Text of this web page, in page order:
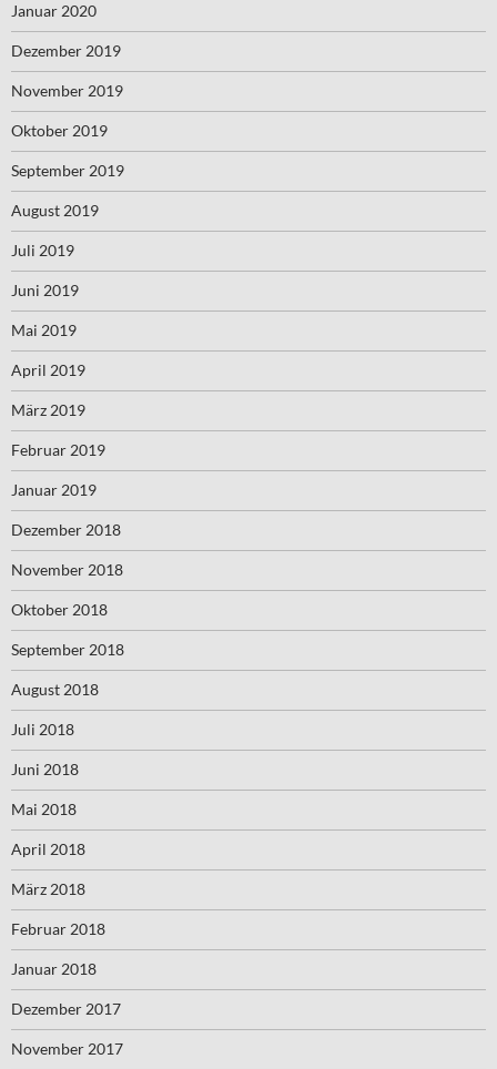
Januar 2020
Dezember 2019
November 2019
Oktober 2019
September 2019
August 2019
Juli 2019
Juni 2019
Mai 2019
April 2019
März 2019
Februar 2019
Januar 2019
Dezember 2018
November 2018
Oktober 2018
September 2018
August 2018
Juli 2018
Juni 2018
Mai 2018
April 2018
März 2018
Februar 2018
Januar 2018
Dezember 2017
November 2017